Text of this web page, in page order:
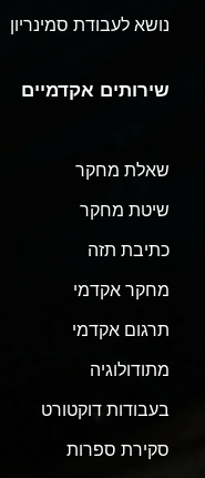
נושא לעבודת סמינריון
שירותים אקדמיים
שאלת מחקר
שיטת מחקר
כתיבת תזה
מחקר אקדמי
תרגום אקדמי
מתודולוגיה
בעבודות דוקטורט
סקירת ספרות